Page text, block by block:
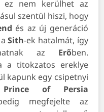
ez nem kerülhet az
szentül hiszi, hogy
és az új generáció
aSith-ek hatalmát, így
az Erőben.
a titokzatos ereklye
kapunk egy csipetnyi
Prince of Persia
megfejelte az